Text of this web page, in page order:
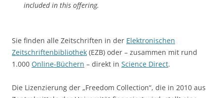
included in this offering.
Sie finden alle Zeitschriften in der Elektronischen
Zeitschriftenbibliothek (EZB) oder – zusammen mit rund
1.000 Online-Büchern – direkt in Science Direct.
Die Lizenzierung der „Freedom Collection“, die in 2010 aus